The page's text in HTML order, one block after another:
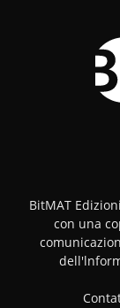
BitMAT
con una